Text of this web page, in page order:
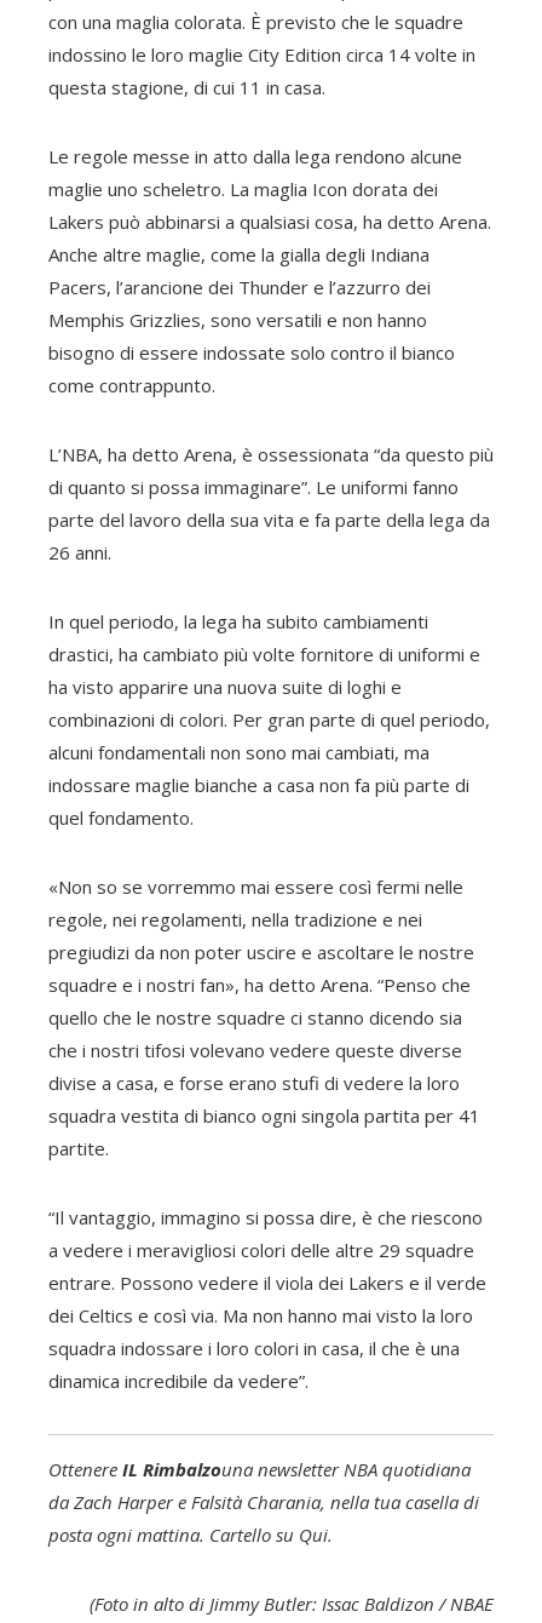
con una maglia colorata. È previsto che le squadre
indossino le loro maglie City Edition circa 14 volte in
questa stagione, di cui 11 in casa.
Le regole messe in atto dalla lega rendono alcune
maglie uno scheletro. La maglia Icon dorata dei
Lakers può abbinarsi a qualsiasi cosa, ha detto Arena.
Anche altre maglie, come la gialla degli Indiana
Pacers, l’arancione dei Thunder e l’azzurro dei
Memphis Grizzlies, sono versatili e non hanno
bisogno di essere indossate solo contro il bianco
come contrappunto.
L’NBA, ha detto Arena, è ossessionata “da questo più
di quanto si possa immaginare”. Le uniformi fanno
parte del lavoro della sua vita e fa parte della lega da
26 anni.
In quel periodo, la lega ha subito cambiamenti
drastici, ha cambiato più volte fornitore di uniformi e
ha visto apparire una nuova suite di loghi e
combinazioni di colori. Per gran parte di quel periodo,
alcuni fondamentali non sono mai cambiati, ma
indossare maglie bianche a casa non fa più parte di
quel fondamento.
«Non so se vorremmo mai essere così fermi nelle
regole, nei regolamenti, nella tradizione e nei
pregiudizi da non poter uscire e ascoltare le nostre
squadre e i nostri fan», ha detto Arena. “Penso che
quello che le nostre squadre ci stanno dicendo sia
che i nostri tifosi volevano vedere queste diverse
divise a casa, e forse erano stufi di vedere la loro
squadra vestita di bianco ogni singola partita per 41
partite.
“Il vantaggio, immagino si possa dire, è che riescono
a vedere i meravigliosi colori delle altre 29 squadre
entrare. Possono vedere il viola dei Lakers e il verde
dei Celtics e così via. Ma non hanno mai visto la loro
squadra indossare i loro colori in casa, il che è una
dinamica incredibile da vedere”.
Ottenere IL Rimbalzouna newsletter NBA quotidiana
da Zach Harper e Falsità Charania, nella tua casella di
posta ogni mattina. Cartello su Qui.
(Foto in alto di Jimmy Butler: Issac Baldizon / NBAE